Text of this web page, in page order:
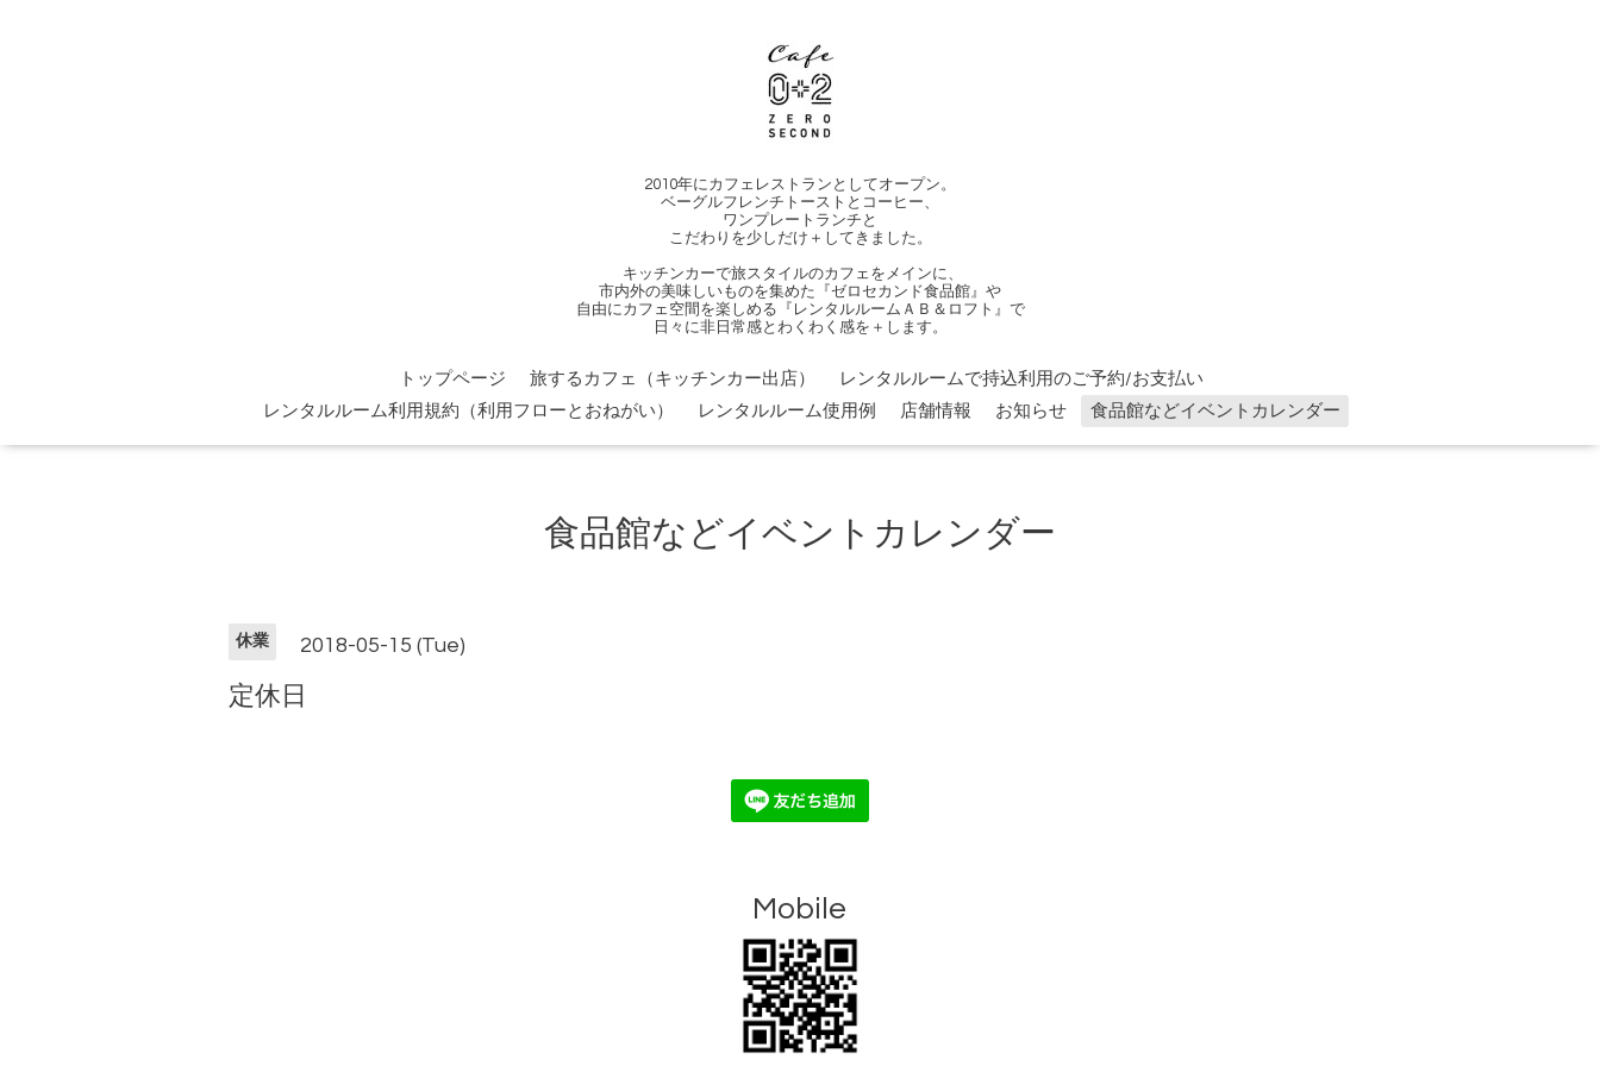
2010年にカフェレストランとしてオープン。
ベーグルフレンチトーストとコーヒー、
ワンプレートランチと
こだわりを少しだけ＋してきました。
キッチンカーで旅スタイルのカフェをメインに、
市内外の美味しいものを集めた『ゼロセカンド食品館』や
自由にカフェ空間を楽しめる『レンタルルームＡＢ＆ロフト』で
日々に非日常感とわくわく感を＋します。
トップページ 旅するカフェ（キッチンカー出店）
レンタルルームで持込利用のご予約/お支払い
レンタルルーム利用規約（利用フローとおねがい）
レンタルルーム使用例 店舗情報 お知らせ 食品館などイベントカレンダー
食品館などイベントカレンダー
休業 2018-05-15 (Tue)
定休日
Mobile